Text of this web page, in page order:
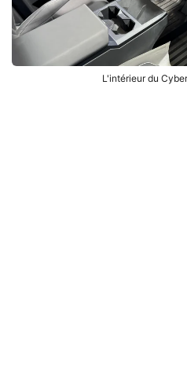
L'intérieur du